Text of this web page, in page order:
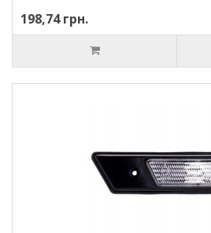
198,74 грн.